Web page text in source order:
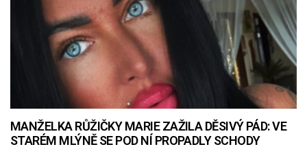
MANŽELKA RŮŽIČKY MARIE ZAŽILA DĚSIVÝ PÁD: VE
STARÉM MLÝNĚ SE POD NÍ PROPADLY SCHODY